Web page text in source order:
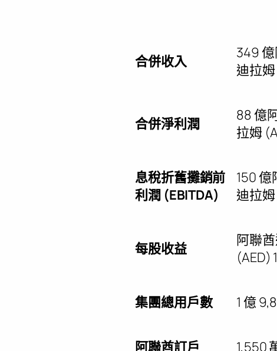
合併收入
349
迪拉
合併淨利潤
88 億
拉姆
息稅折舊攤銷前
利潤 (EBITDA)
150 億
迪拉
每股收益
阿聯
(AED)
集團總用戶數 1 億
阿聯酋訂戶 1,550